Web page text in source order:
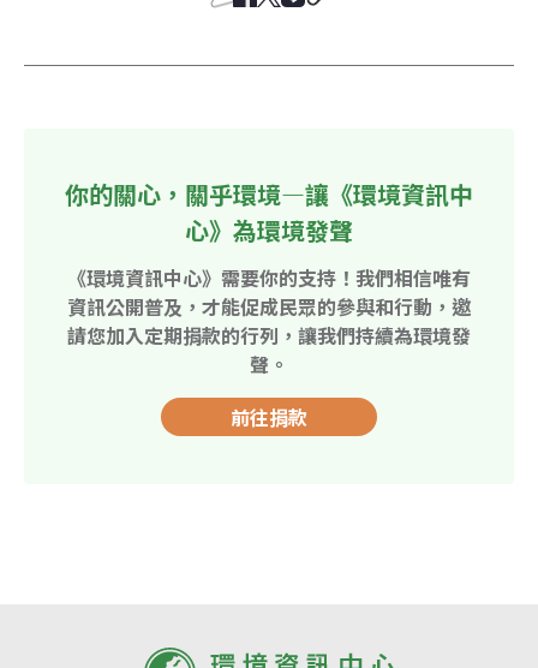
你的關心，關乎環境—讓《環境資訊中
心》為環境發聲
《環境資訊中心》需要你的支持！我們相信唯有
資訊公開普及，才能促成民眾的參與和行動，邀
請您加入定期捐款的行列，讓我們持續為環境發
聲。
前往捐款